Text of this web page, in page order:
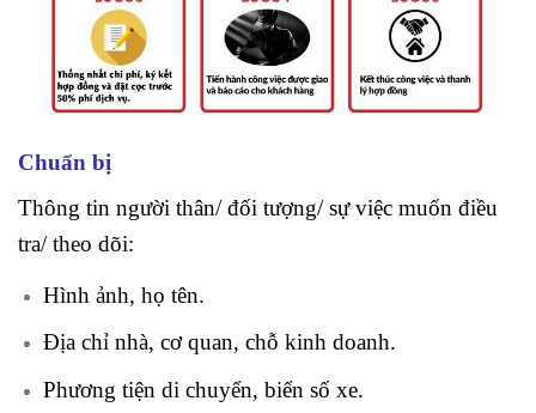
Chuẩn bị
Thông tin người thân/ đối tượng/ sự việc muốn điều
tra/ theo dõi:
Hình ảnh, họ tên.
Địa chỉ nhà, cơ quan, chỗ kinh doanh.
Phương tiện di chuyển, biển số xe.